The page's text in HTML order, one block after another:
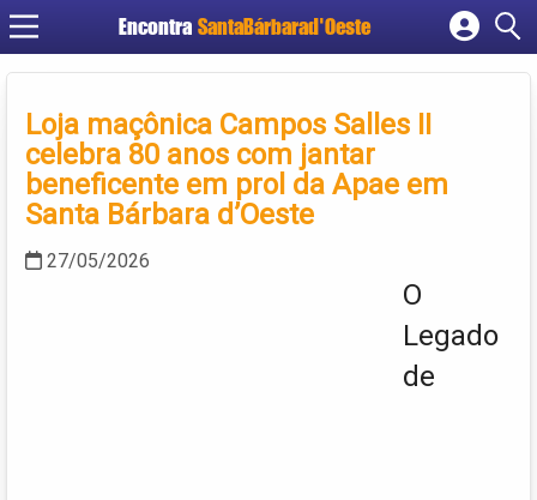
Encontra SantaBárbarad'Oeste
Cadastrar empresa
Criar conta
Loja maçônica Campos Salles II
celebra 80 anos com jantar
beneficente em prol da Apae em
Santa Bárbara d’Oeste
27/05/2026
O
Legado
de